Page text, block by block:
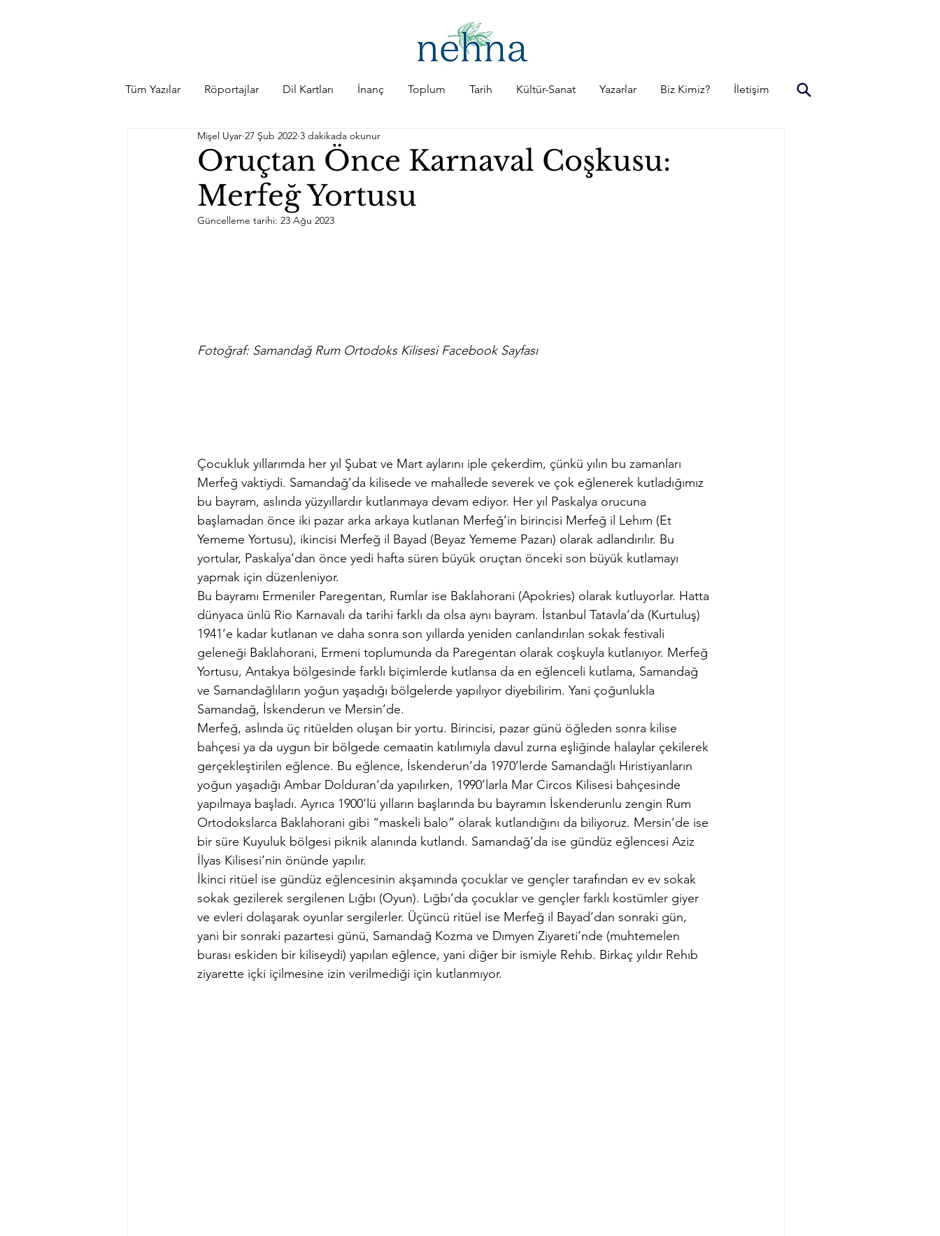
Tüm Yazılar Röportajlar Dil Kartları İnanç Toplum Tarih Kültür-Sanat Yazarlar Biz Kimiz? İletişim
Oruçtan Önce Karnaval Coşkusu:
Merfeğ Yortusu
Mişel Uyar 27 Şub 2022 3 dakikada okunur
Güncelleme tarihi: 23 Ağu 2023
Fotoğraf: Samandağ Rum Ortodoks Kilisesi Facebook Sayfası
Çocukluk yıllarımda her yıl Şubat ve Mart aylarını iple çekerdim, çünkü yılın bu zamanları
Merfeğ vaktiydi. Samandağ’da kilisede ve mahallede severek ve çok eğlenerek kutladığımız
bu bayram, aslında yüzyıllardır kutlanmaya devam ediyor. Her yıl Paskalya orucuna
başlamadan önce iki pazar arka arkaya kutlanan Merfeğ’in birincisi Merfeğ il Lehım (Et
Yememe Yortusu), ikincisi Merfeğ il Bayad (Beyaz Yememe Pazarı) olarak adlandırılır. Bu
yortular, Paskalya’dan önce yedi hafta süren büyük oruçtan önceki son büyük kutlamayı
yapmak için düzenleniyor.
Bu bayramı Ermeniler Paregentan, Rumlar ise Baklahorani (Apokries) olarak kutluyorlar. Hatta
dünyaca ünlü Rio Karnavalı da tarihi farklı da olsa aynı bayram. İstanbul Tatavla’da (Kurtuluş)
1941’e kadar kutlanan ve daha sonra son yıllarda yeniden canlandırılan sokak festivali
geleneği Baklahorani, Ermeni toplumunda da Paregentan olarak coşkuyla kutlanıyor. Merfeğ
Yortusu, Antakya bölgesinde farklı biçimlerde kutlansa da en eğlenceli kutlama, Samandağ
ve Samandağlıların yoğun yaşadığı bölgelerde yapılıyor diyebilirim. Yani çoğunlukla
Samandağ, İskenderun ve Mersin’de.
Merfeğ, aslında üç ritüelden oluşan bir yortu. Birincisi, pazar günü öğleden sonra kilise
bahçesi ya da uygun bir bölgede cemaatin katılımıyla davul zurna eşliğinde halaylar çekilerek
gerçekleştirilen eğlence. Bu eğlence, İskenderun’da 1970’lerde Samandağlı Hıristiyanların
yoğun yaşadığı Ambar Dolduran’da yapılırken, 1990’larla Mar Circos Kilisesi bahçesinde
yapılmaya başladı. Ayrıca 1900’lü yılların başlarında bu bayramın İskenderunlu zengin Rum
Ortodokslarca Baklahorani gibi “maskeli balo” olarak kutlandığını da biliyoruz. Mersin’de ise
bir süre Kuyuluk bölgesi piknik alanında kutlandı. Samandağ’da ise gündüz eğlencesi Aziz
İlyas Kilisesi’nin önünde yapılır.
İkinci ritüel ise gündüz eğlencesinin akşamında çocuklar ve gençler tarafından ev ev sokak
sokak gezilerek sergilenen Lığbı (Oyun). Lığbı’da çocuklar ve gençler farklı kostümler giyer
ve evleri dolaşarak oyunlar sergilerler. Üçüncü ritüel ise Merfeğ il Bayad’dan sonraki gün,
yani bir sonraki pazartesi günü, Samandağ Kozma ve Dımyen Ziyareti’nde (muhtemelen
burası eskiden bir kiliseydi) yapılan eğlence, yani diğer bir ismiyle Rehıb. Birkaç yıldır Rehıb
ziyarette içki içilmesine izin verilmediği için kutlanmıyor.